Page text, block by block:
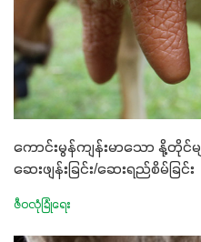
ကောင်းမွန်ကျန်းမာသော နို့တိုင်မ
ဆေးဖျန်းခြင်း/ဆေးရည်စိမ်ခြင်း
ဇီဝလုံခြုံရေး